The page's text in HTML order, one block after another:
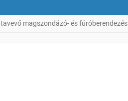
magszondázó- és fúróberendezés